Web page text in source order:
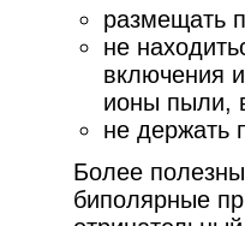
размещать
не
включения
ионы пыли,
не держать
Более
биполярные